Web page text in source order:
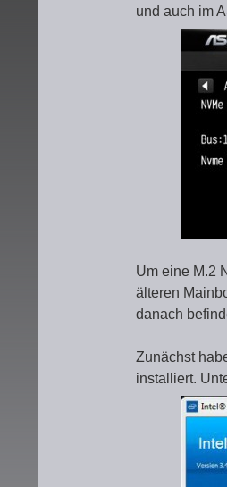
und auch im
Um eine M.2
älteren
danach
Zunächst
installiert.